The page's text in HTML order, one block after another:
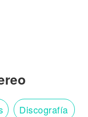
Discografía